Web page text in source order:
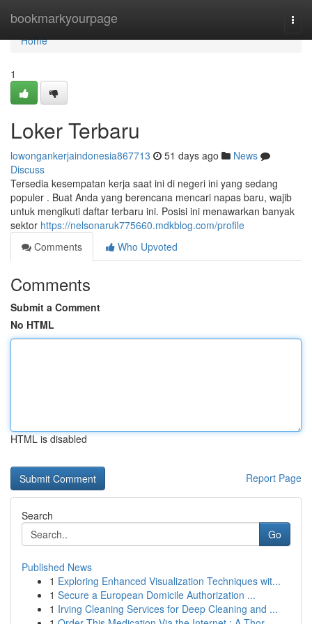
bookmarkyourpage
Home
Home
1
Loker Terbaru
lowongankerjaindonesia867713 51 days ago
News
Discuss
Tersedia kesempatan kerja saat ini di negeri ini yang sedang
populer . Buat Anda yang berencana mencari napas baru, wajib
untuk mengikuti daftar terbaru ini. Posisi ini menawarkan banyak
sektor https://nelsonaruk775660.mdkblog.com/profile
Comments
Who Upvoted
Comments
Submit a Comment
No HTML
HTML is disabled
Report Page
Search
Go
Published News
1 Exploring Enhanced Visualization Techniques wit...
1 Secure a European Domicile Authorization ...
1 Irving Cleaning Services for Deep Cleaning and ...